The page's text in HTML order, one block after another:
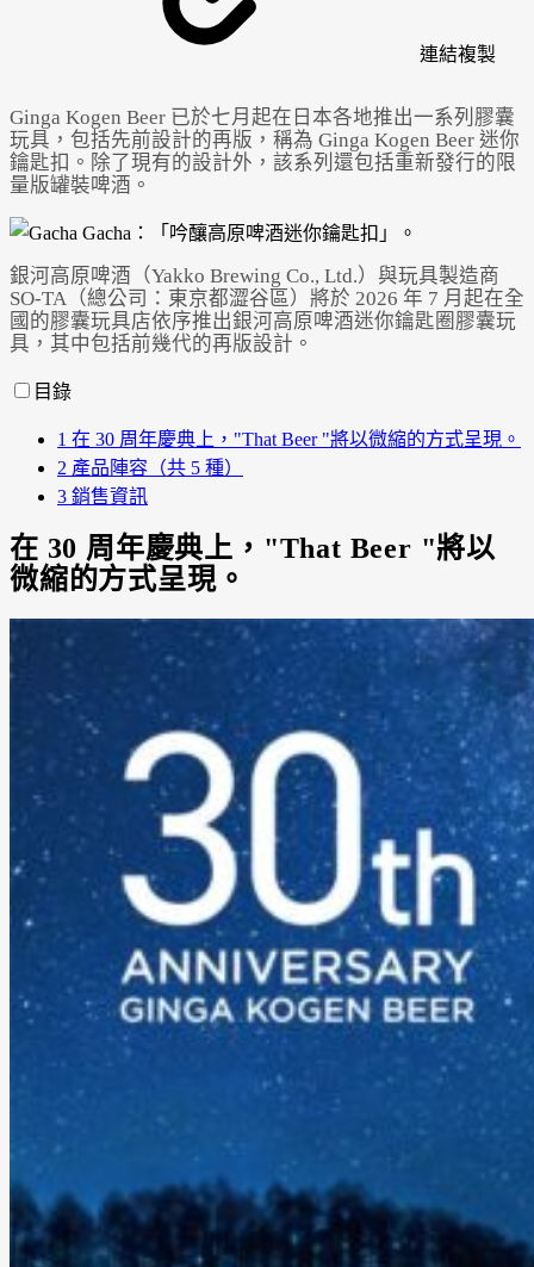
連結複製
Powered by GliaStudios
Ginga Kogen Beer 已於七月起在日本各地推出一系列膠囊
玩具，包括先前設計的再版，稱為 Ginga Kogen Beer 迷你
鑰匙扣。除了現有的設計外，該系列還包括重新發行的限
量版罐裝啤酒。
銀河高原啤酒（Yakko Brewing Co., Ltd.）與玩具製造商
SO-TA（總公司：東京都澀谷區）將於 2026 年 7 月起在全
國的膠囊玩具店依序推出銀河高原啤酒迷你鑰匙圈膠囊玩
具，其中包括前幾代的再版設計。
目錄
1 在 30 周年慶典上，"That Beer "將以微縮的方式呈現。
2 產品陣容（共 5 種）
3 銷售資訊
在 30 周年慶典上，"That Beer "將以
微縮的方式呈現。